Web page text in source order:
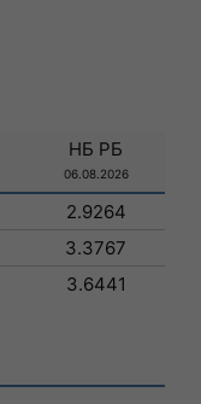
НБ РБ
06.08.2026
2.9264
3.3767
3.6441